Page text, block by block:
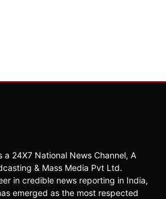
a 24X7 National News Channel, A
& Mass Media Pvt Ltd.
in credible news reporting in India,
emerged as the most respected